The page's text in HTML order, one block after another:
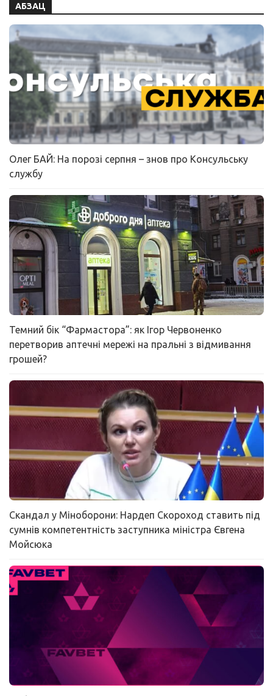
АБЗАЦ
Олег БАЙ: На порозі серпня – знов про Консульську
службу
Темний бік “Фармастора”: як Ігор Червоненко
перетворив аптечні мережі на пральні з відмивання
грошей?
Скандал у Міноборони: Нардеп Скороход ставить під
сумнів компетентність заступника міністра Євгена
Мойсюка